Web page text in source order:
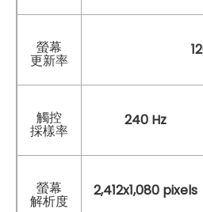
螢幕
更新率
觸控
採樣率
240 Hz
螢幕
解析度
2,412x1,080 pixels